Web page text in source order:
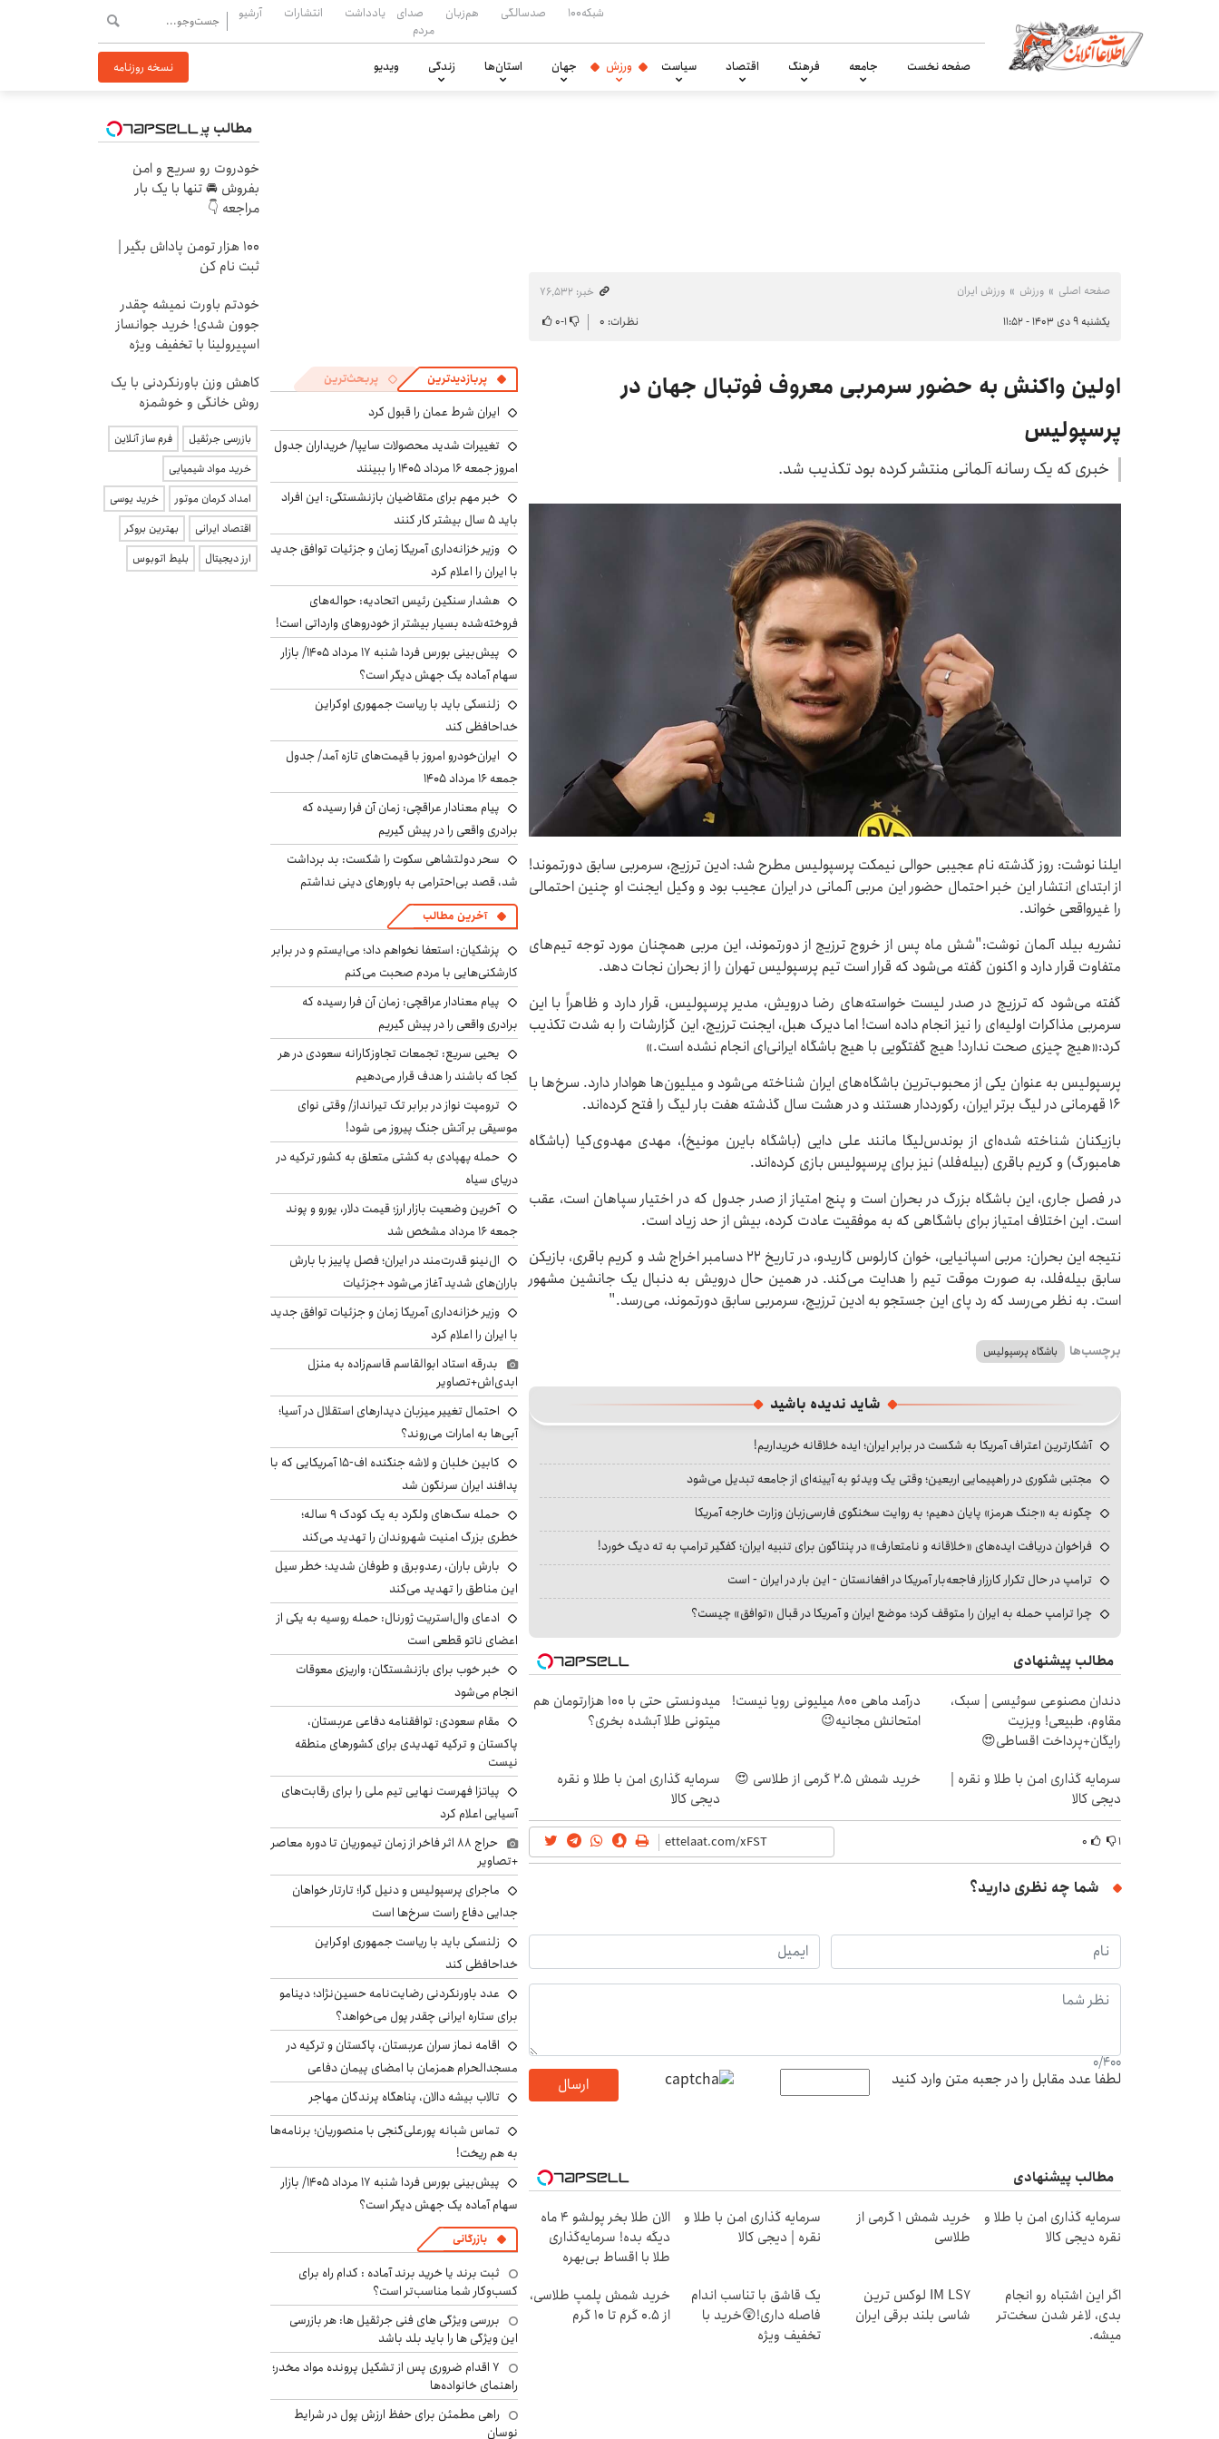
شبکه۱۰۰ صدسالگی هم‌زبان
صدای
مردم
یادداشت انتشارات آرشیو
صفحه نخست جامعه فرهنگ اقتصاد سیاست ورزش جهان استان‌ها زندگی ویدیو نسخه روزنامه
صفحه اصلی ورزش ورزش ایران
خبر: ۷۶٬۵۳۲
یکشنبه ۹ دی ۱۴۰۳ - ۱۱:۵۲
نظرات: ۰ ۱-۰
اولین واکنش به حضور سرمربی معروف فوتبال جهان در
پرسپولیس
خبری که یک رسانه‌ آلمانی منتشر کرده بود تکذیب شد.
ایلنا نوشت: روز گذشته نام عجیبی حوالی نیمکت پرسپولیس مطرح شد: ادین ترزیچ، سرمربی سابق دورتموند!
از ابتدای انتشار این خبر احتمال حضور این مربی آلمانی در ایران عجیب بود و وکیل ایجنت او چنین احتمالی
را غیرواقعی خواند.
نشریه بیلد آلمان نوشت:"شش ماه پس از خروج ترزیچ از دورتموند، این مربی همچنان مورد توجه تیم‌های
متفاوت قرار دارد و اکنون گفته می‌شود که قرار است تیم پرسپولیس تهران را از بحران نجات دهد.
گفته می‌شود که ترزیچ در صدر لیست خواسته‌های رضا درویش، مدیر پرسپولیس، قرار دارد و ظاهراً با این
سرمربی مذاکرات اولیه‌ای را نیز انجام داده است! اما دیرک هبل، ایجنت ترزیچ، این گزارشات را به شدت تکذیب
کرد:«هیچ چیزی صحت ندارد! هیچ گفتگویی با هیچ باشگاه ایرانی‌ای انجام نشده است.»
پرسپولیس به عنوان یکی از محبوب‌ترین باشگاه‌های ایران شناخته می‌شود و میلیون‌ها هوادار دارد. سرخ‌ها با
۱۶ قهرمانی در لیگ برتر ایران، رکورددار هستند و در هشت سال گذشته هفت بار لیگ را فتح کرده‌اند.
بازیکنان شناخته شده‌ای از بوندس‌لیگا مانند علی دایی (باشگاه بایرن مونیخ)، مهدی مهدوی‌کیا (باشگاه
هامبورگ) و کریم باقری (بیله‌فلد) نیز برای پرسپولیس بازی کرده‌اند.
در فصل جاری، این باشگاه بزرگ در بحران است و پنج امتیاز از صدر جدول که در اختیار سپاهان است، عقب
است. این اختلاف امتیاز برای باشگاهی که به موفقیت عادت کرده، بیش از حد زیاد است.
نتیجه این بحران: مربی اسپانیایی، خوان کارلوس گاریدو، در تاریخ ۲۲ دسامبر اخراج شد و کریم باقری، بازیکن
سابق بیله‌فلد، به صورت موقت تیم را هدایت می‌کند. در همین حال درویش به دنبال یک جانشین مشهور
است. به نظر می‌رسد که رد پای این جستجو به ادین ترزیچ، سرمربی سابق دورتموند، می‌رسد."
برچسب‌ها باشگاه پرسپولیس
شاید ندیده باشید
آشکارترین اعتراف آمریکا به شکست در برابر ایران؛ ایده خلاقانه خریداریم!
مجتبی شکوری در راهپیمایی اربعین؛ وقتی یک ویدئو به آیینه‌ای از جامعه تبدیل می‌شود
چگونه به «جنگ هرمز» پایان دهیم؛ به روایت سخنگوی فارسی‌زبان وزارت خارجه آمریکا
فراخوان دریافت ایده‌های «خلاقانه و نامتعارف» در پنتاگون برای تنبیه ایران؛ کفگیر ترامپ به ته دیگ خورد!
ترامپ در حال تکرار کارزار فاجعه‌بار آمریکا در افغانستان - این بار در ایران - است
چرا ترامپ حمله به ایران را متوقف کرد؛ موضع ایران و آمریکا در قبال «توافق» چیست؟
مطالب پیشنهادی
دندان مصنوعی سوئیسی | سبک،
مقاوم، طبیعی! ویزیت
رایگان+پرداخت اقساطی😍
درآمد ماهی 800 میلیونی رویا نیست!
امتحانش مجانیه😉
میدونستی حتی با ۱۰۰ هزارتومان هم
میتونی طلا آبشده بخری؟
سرمایه گذاری امن با طلا و نقره |
دیجی کالا
خرید شمش 2.5 گرمی از طلاسی 😍
سرمایه گذاری امن با طلا و نقره
دیجی کالا
۱ ۰
شما چه نظری دارید؟
0/400
لطفا عدد مقابل را در جعبه متن وارد کنید ارسال
مطالب پیشنهادی
سرمایه گذاری امن با طلا و
نقره دیجی کالا
خرید شمش 1 گرمی از
طلاسی
سرمایه گذاری امن با طلا و
نقره | دیجی کالا
الان طلا بخر پولشو 4 ماه
دیگه بده! سرمایه‌گذاری
طلا با اقساط بی‌بهره
اگر این اشتباه رو انجام
بدی، لاغر شدن سخت‌تر
میشه.
IM LS7 لوکس ترین
شاسی بلند برقی ایران
یک قاشق با تناسب اندام
فاصله داری!😲خرید با
تخفیف ویژه
خرید شمش پلمپ طلاسی،
از ۰.۵ گرم تا ۱۰ گرم
پربازدیدترین پربحث‌ترین
ایران شرط عمان را قبول کرد
تغییرات شدید محصولات سایپا/ خریداران جدول
امروز جمعه ۱۶ مرداد ۱۴۰۵ را ببینند
خبر مهم برای متقاضیان بازنشستگی: این افراد
باید ۵ سال بیشتر کار کنند
وزیر خزانه‌داری آمریکا زمان و جزئیات توافق جدید
با ایران را اعلام کرد
هشدار سنگین رئیس اتحادیه: حواله‌های
فروخته‌شده بسیار بیشتر از خودروهای وارداتی است!
پیش‌بینی بورس فردا شنبه ۱۷ مرداد ۱۴۰۵/ بازار
سهام آماده یک جهش دیگر است؟
زلنسکی باید با ریاست جمهوری اوکراین
خداحافظی کند
ایران‌خودرو امروز با قیمت‌های تازه آمد/ جدول
جمعه ۱۶ مرداد ۱۴۰۵
پیام معنادار عراقچی: زمان آن فرا رسیده که
برادری واقعی را در پیش گیریم
سحر دولتشاهی سکوت را شکست: بد برداشت
شد، قصد بی‌احترامی به باورهای دینی نداشتم
آخرین مطالب
پزشکیان: استعفا نخواهم داد؛ می‌ایستم و در برابر
کارشکنی‌هایی با مردم صحبت می‌کنم
پیام معنادار عراقچی: زمان آن فرا رسیده که
برادری واقعی را در پیش گیریم
یحیی سریع: تجمعات تجاوزکارانه سعودی در هر
کجا که باشند را هدف قرار می‌دهیم
ترومپت نواز در برابر تک تیرانداز/ وقتی نوای
موسیقی بر آتش جنگ پیروز می شود!
حمله پهپادی به کشتی متعلق به کشور ترکیه در
دریای سیاه
آخرین وضعیت بازار ارز؛ قیمت دلار، یورو و پوند
جمعه ۱۶ مرداد مشخص شد
ال‌نینو قدرت‌مند در ایران؛ فصل پاییز با بارش
باران‌های شدید آغاز می‌شود +جزئیات
وزیر خزانه‌داری آمریکا زمان و جزئیات توافق جدید
با ایران را اعلام کرد
بدرقه استاد ابوالقاسم قاسم‌زاده به منزل
ابدی‌اش+تصاویر
احتمال تغییر میزبان دیدارهای استقلال در آسیا؛
آبی‌ها به امارات می‌روند؟
کابین خلبان و لاشه جنگنده اف-۱۵ آمریکایی که با
پدافند ایران سرنگون شد
حمله سگ‌های ولگرد به یک کودک ۹ ساله؛
خطری بزرگ امنیت شهروندان را تهدید می‌کند
بارش باران، رعدوبرق و طوفان شدید؛ خطر سیل
این مناطق را تهدید می‌کند
ادعای وال‌استریت ژورنال: حمله روسیه به یکی از
اعضای ناتو قطعی است
خبر خوب برای بازنشستگان: واریزی معوقات
انجام می‌شود
مقام سعودی: توافقنامه دفاعی عربستان،
پاکستان و ترکیه تهدیدی برای کشورهای منطقه
نیست
پیاتزا فهرست نهایی تیم ملی را برای رقابت‌های
آسیایی اعلام کرد
حراج ۸۸ اثر فاخر از زمان تیموریان تا دوره معاصر
+تصاویر
ماجرای پرسپولیس و دنیل گرا؛ تارتار خواهان
جدایی دفاع راست سرخ‌ها است
زلنسکی باید با ریاست جمهوری اوکراین
خداحافظی کند
عدد باورنکردنی رضایت‌نامه حسین‌نژاد؛ دینامو
برای ستاره ایرانی چقدر پول می‌خواهد؟
اقامه نماز سران عربستان، پاکستان و ترکیه در
مسجدالحرام همزمان با امضای پیمان دفاعی
تالاب بیشه دالان، پناهگاه پرندگان مهاجر
تماس شبانه پورعلی‌گنجی با منصوریان؛ برنامه‌ها
به هم ریخت!
پیش‌بینی بورس فردا شنبه ۱۷ مرداد ۱۴۰۵/ بازار
سهام آماده یک جهش دیگر است؟
بازرگانی
ثبت برند یا خرید برند آماده : کدام راه برای
کسب‌وکار شما مناسب‌تر است؟
بررسی ویژگی های فنی جرثقیل ها: هر بازرسی
این ویژگی ها را باید بلد باشد
۷ اقدام ضروری پس از تشکیل پرونده مواد مخدر؛
راهنمای خانواده‌ها
راهی مطمئن برای حفظ ارزش پول در شرایط
نوسان
مطالب پیشنهادی
خودروت رو سریع و امن
بفروش 🚘 تنها با یک بار
مراجعه 👇
100 هزار تومن پاداش بگیر |
ثبت نام کن
خودتم باورت نمیشه چقدر
جوون شدی! خرید جوانساز
اسپیرولینا با تخفیف ویژه
کاهش وزن باورنکردنی با یک
روش خانگی و خوشمزه
بازرسی جرثقیل
فرم ساز آنلاین
خرید مواد شیمیایی
امداد کرمان موتور
خرید یوسی
اقتصاد ایرانی
بهترین بروکر
ارز دیجیتال
بلیط اتوبوس